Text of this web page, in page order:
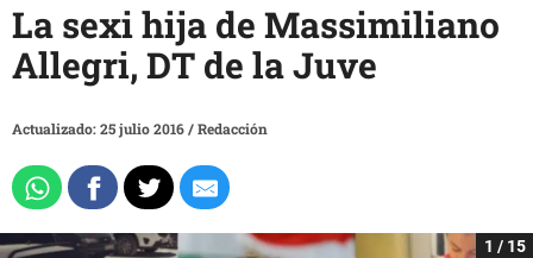
La sexi hija de Massimiliano
Allegri, DT de la Juve
Actualizado: 25 julio 2016/Redacción
1 / 15